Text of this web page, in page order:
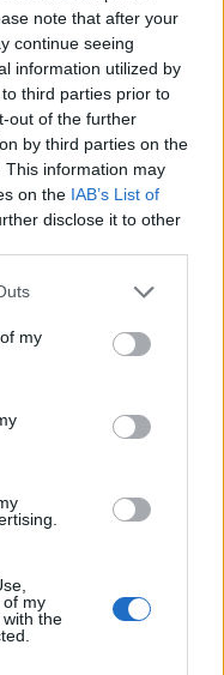
note that after your
continue seeing
information utilized by
third parties prior to
out of the further
by third parties on the
This information may
on the IAB’s List of
disclose it to other
my
of my
the
száma
hétvégi, már
az előző
- jelentette
közösen
amelyen
2 millió 44 ezer
adatok szerint a
tesztelés során